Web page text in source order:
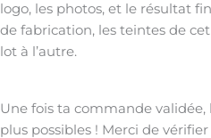
logo, les photos, et le résultat
de fabrication, les teintes de
lot à l’autre.
Une fois ta commande
plus possibles ! Merci de